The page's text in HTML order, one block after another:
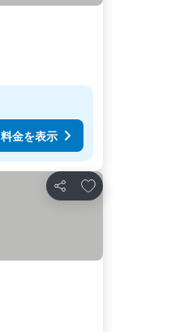
料金を表示
シェア
お気に入りに追加